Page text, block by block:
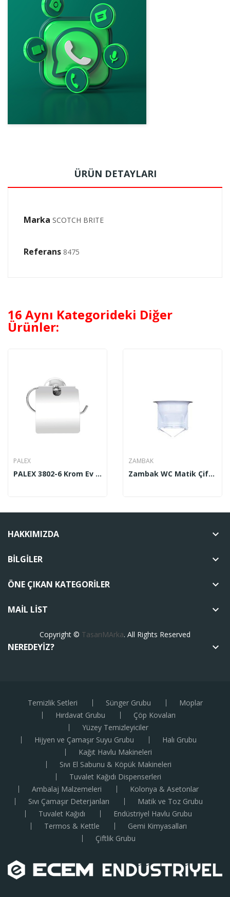
ÜRÜN DETAYLARI
Marka SCOTCH BRITE
Referans 8475
16 Aynı Kategorideki Diğer
Ürünler:
PALEX
PALEX 3802-6 Krom Ev Tipi WC Kağıt Asacağı...
ZAMBAK
Zambak WC Matik Çift Kapaklı ZP 214
HAKKIMIZDA keyboard_arrow_down
BILGILER keyboard_arrow_down
ÖNE ÇIKAN KATEGORILER keyboard_arrow_down
MAIL LIST keyboard_arrow_down
Copyright © TasarıMArka. All Rights Reserved
NEREDEYIZ? keyboard_arrow_down
Temizlik Setleri Sünger Grubu
Moplar
Hırdavat Grubu
Çöp Kovaları
Yüzey Temizleyiciler
Hijyen ve Çamaşır Suyu Grubu
Halı Grubu
Kağıt Havlu Makineleri
Sıvı El Sabunu & Köpük Makineleri
Tuvalet Kağıdı Dispenserleri
Ambalaj Malzemeleri
Kolonya & Asetonlar
Sıvı Çamaşır Deterjanları
Matik ve Toz Grubu
Tuvalet Kağıdı
Endüstriyel Havlu Grubu
Termos & Kettle
Gemi Kimyasalları
Çiftlik Grubu